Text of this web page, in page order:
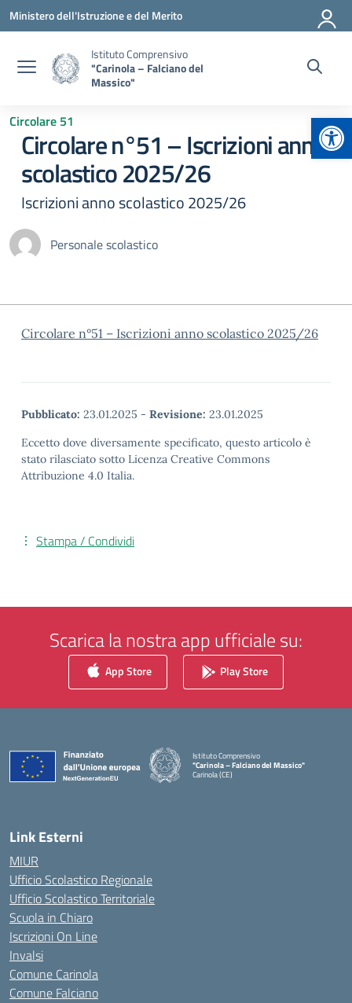
Vai ai contenuti
Vai al menu di navigazione
Vai al footer
Ministero dell'Istruzione e del Merito
Istituto Comprensivo
"Carinola – Falciano del
Massico"
Circolare 51
Circolare n°51 – Iscrizioni anno
scolastico 2025/26
Iscrizioni anno scolastico 2025/26
Personale scolastico
Circolare n°51 – Iscrizioni anno scolastico 2025/26
Pubblicato: 23.01.2025 - Revisione: 23.01.2025
Eccetto dove diversamente specificato, questo articolo è
stato rilasciato sotto Licenza Creative Commons
Attribuzione 4.0 Italia.
Stampa / Condividi
Scarica la nostra app ufficiale su:
App Store Play Store
Istituto Comprensivo
"Carinola – Falciano del Massico"
Carinola (CE)
Link Esterni
MIUR
Ufficio Scolastico Regionale
Ufficio Scolastico Territoriale
Scuola in Chiaro
Iscrizioni On Line
Invalsi
Comune Carinola
Comune Falciano